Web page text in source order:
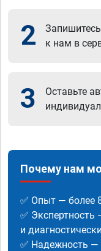
2
к нам в
3
Оставьте
Почему нам
✅ Опыт — более
✅
и
✅ Надежность —